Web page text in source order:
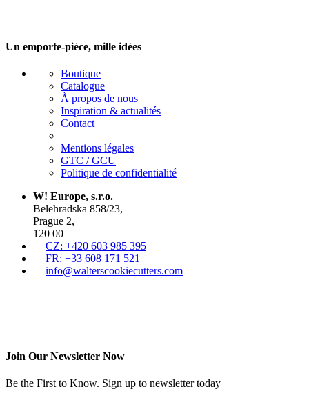
Un emporte-pièce, mille idées
Boutique
Catalogue
À propos de nous
Inspiration & actualités
Contact
Mentions légales
GTC / GCU
Politique de confidentialité
W! Europe, s.r.o.
Belehradska 858/23,
Prague 2,
120 00
CZ: +420 603 985 395
FR: +33 608 171 521
info@walterscookiecutters.com
Join Our Newsletter Now
Be the First to Know. Sign up to newsletter today